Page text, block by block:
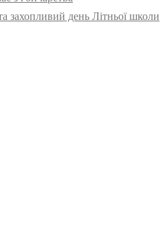
захопливий день Літньої школи